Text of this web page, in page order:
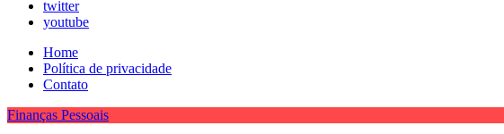
twitter
youtube
Home
Política de privacidade
Contato
Finanças Pessoais